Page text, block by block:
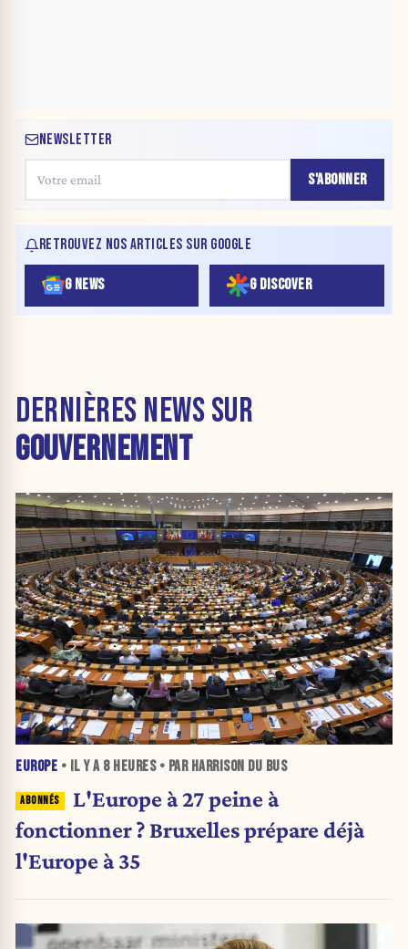
NEWSLETTER
S'ABONNER
RETROUVEZ NOS ARTICLES SUR GOOGLE
G NEWS G DISCOVER
DERNIÈRES NEWS SUR
GOUVERNEMENT
EUROPE • IL Y A 8 HEURES• PAR HARRISON DU BUS
L'Europe à 27 peine à
fonctionner ? Bruxelles prépare déjà
l'Europe à 35